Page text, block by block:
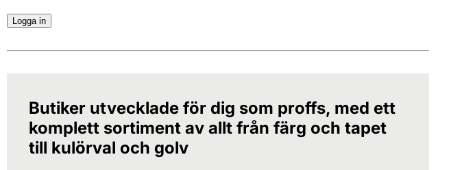
Logga in
Butiker utvecklade för dig som proffs, med ett
komplett sortiment av allt från färg och tapet
till kulörval och golv